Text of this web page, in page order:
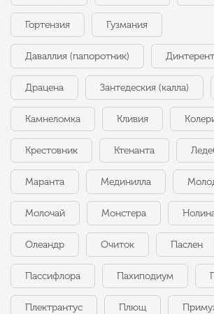
Гортензия Гузмания
Даваллия (папоротник)
Драцена Зантедеския (калла)
Камнеломка Кливия
Крестовник Ктенанта
Маранта Мединилла
Молочай Монстера
Олеандр Очиток Паслен
Пассифлора Пахиподиум
Плектрантус Плющ